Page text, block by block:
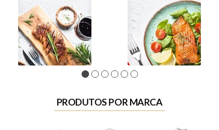
1 2 3 4 5 6
PRODUTOS POR MARCA